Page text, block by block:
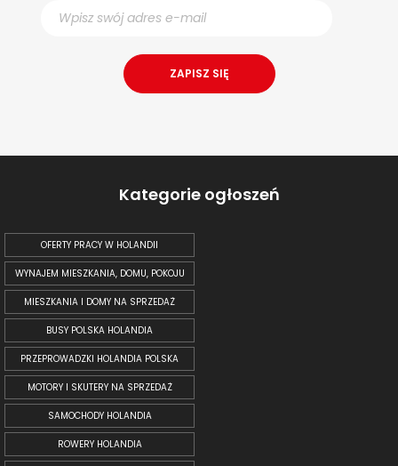
Kategorie ogłoszeń
OFERTY PRACY W HOLANDII
WYNAJEM MIESZKANIA, DOMU, POKOJU
MIESZKANIA I DOMY NA SPRZEDAŻ
BUSY POLSKA HOLANDIA
PRZEPROWADZKI HOLANDIA POLSKA
MOTORY I SKUTERY NA SPRZEDAŻ
SAMOCHODY HOLANDIA
ROWERY HOLANDIA